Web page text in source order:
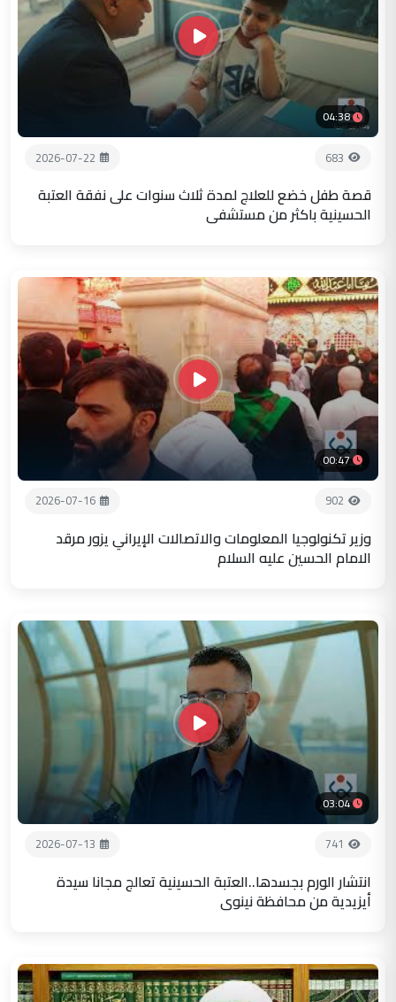
04:38
683
2026-07-22
قصة طفل خضع للعلاج لمدة ثلاث سنوات على نفقة العتبة
الحسينية باكثر من مستشفى
00:47
902
2026-07-16
وزير تكنولوجيا المعلومات والاتصالات الإيراني يزور مرقد
الامام الحسين عليه السلام
03:04
741
2026-07-13
انتشار الورم بجسدها..العتبة الحسينية تعالج مجانا سيدة
أيزيدية من محافظة نينوى